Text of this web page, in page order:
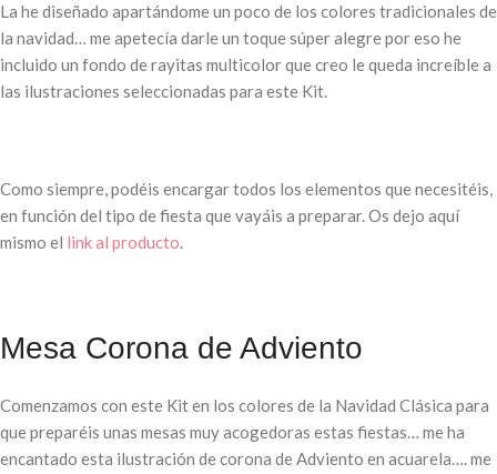
La he diseñado apartándome un poco de los colores tradicionales de
la navidad… me apetecía darle un toque súper alegre por eso he
incluido un fondo de rayitas multicolor que creo le queda increíble a
las ilustraciones seleccionadas para este Kit.
Como siempre, podéis encargar todos los elementos que necesitéis,
en función del tipo de fiesta que vayáis a preparar. Os dejo aquí
mismo el link al producto.
Mesa Corona de Adviento
Comenzamos con este Kit en los colores de la Navidad Clásica para
que preparéis unas mesas muy acogedoras estas fiestas… me ha
encantado esta ilustración de corona de Adviento en acuarela…. me